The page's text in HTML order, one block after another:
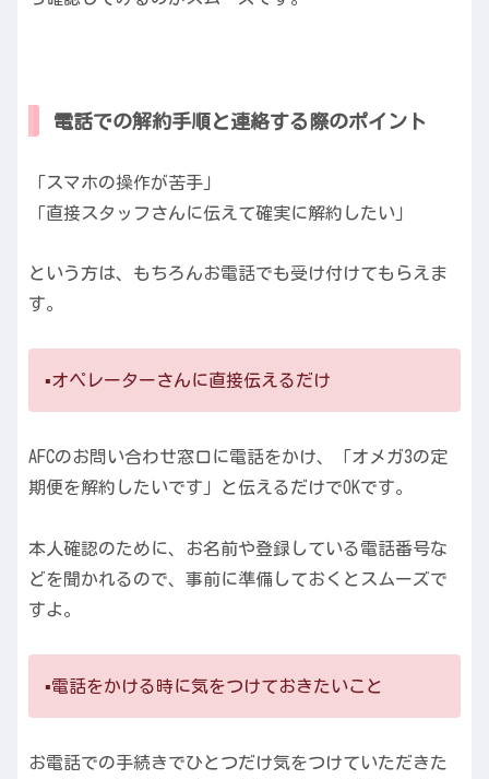
電話での解約手順と連絡する際のポイント
「スマホの操作が苦手」
「直接スタッフさんに伝えて確実に解約したい」
という方は、もちろんお電話でも受け付けてもらえま
す。
▪️オペレーターさんに直接伝えるだけ
AFCのお問い合わせ窓口に電話をかけ、「オメガ3の定
期便を解約したいです」と伝えるだけでOKです。
本人確認のために、お名前や登録している電話番号な
どを聞かれるので、事前に準備しておくとスムーズで
すよ。
▪️電話をかける時に気をつけておきたいこと
お電話での手続きでひとつだけ気をつけていただきた